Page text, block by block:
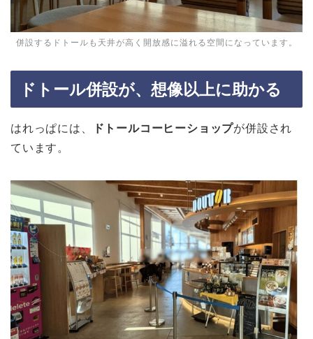
併設するドトールも天井が高く開放感に溢れる空間になっています。
ドトール併設が、想像以上に助かる
はれっぱには、 ドトールコーヒーショップが併設され
ています。